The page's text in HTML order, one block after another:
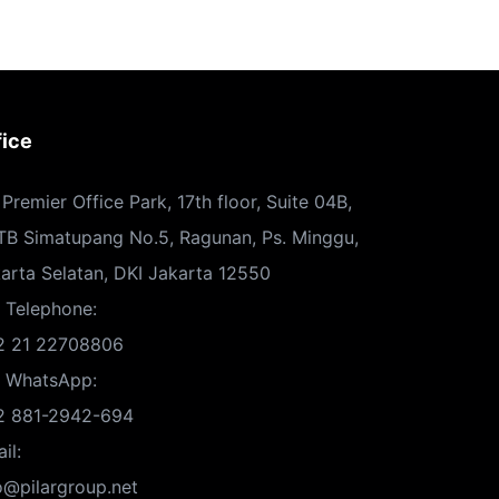
Office Park, 17th floor, Suite 04B,
Simatupang No.5, Ragunan, Ps. Minggu,
Selatan, DKI Jakarta 12550
Telephone:
21 22708806
WhatsApp:
881-2942-694